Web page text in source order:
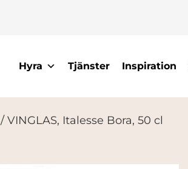
Hyra Tjänster Inspiration
/ VINGLAS, Italesse Bora, 50 cl